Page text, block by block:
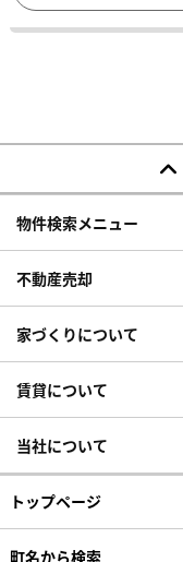
物件検索メニュー
不動産売却
家づくりについて
賃貸について
当社について
トップページ
町名から検索